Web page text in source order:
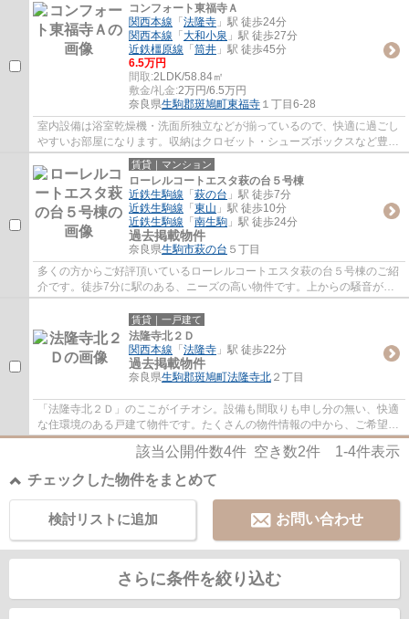
コンフォート東福寺Ａ
関西本線 「 法隆寺 」駅 徒歩24分
関西本線 「 大和小泉 」駅 徒歩27分
近鉄橿原線 「 筒井 」駅 徒歩45分
6.5万円
間取:2LDK/58.84㎡
敷金/礼金:2万円/6.5万円
奈良県生駒郡斑鳩町東福寺 １丁目6-28
室内設備は浴室乾燥機・洗面所独立などが揃っているので、快適に過ごし
やすいお部屋になります。収納はクロゼット・シューズボックスなど豊富
なので、広々と空間を利用することも可能...
賃貸｜マンション
ローレルコートエスタ萩の台５号棟
近鉄生駒線 「 萩の台 」駅 徒歩7分
近鉄生駒線 「 東山 」駅 徒歩10分
近鉄生駒線 「 南生駒 」駅 徒歩24分
過去掲載物件
奈良県生駒市萩の台 ５丁目
多くの方からご好評頂いているローレルコートエスタ萩の台５号棟のご紹
介です。徒歩7分に駅のある、ニーズの高い物件です。上からの騒音がな
い、上階無しのお部屋です。造りとデザイン...
賃貸｜一戸建て
法隆寺北２Ｄ
関西本線 「 法隆寺 」駅 徒歩22分
過去掲載物件
奈良県生駒郡斑鳩町法隆寺北 ２丁目
「法隆寺北２Ｄ」のここがイチオシ。設備も間取りも申し分の無い、快適
な住環境のある戸建て物件です。たくさんの物件情報の中から、ご希望に
合った物件も見つけるチャンスです。正し...
該当公開件数4件 空き数2件 1-4件表示
チェックした物件をまとめて
お問い合わせ
検討リストに追加
さらに条件を絞り込む